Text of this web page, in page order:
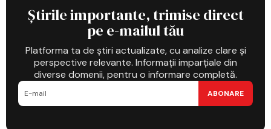
Știrile importante, trimise direct
pe e-mailul tău
Platforma ta de știri actualizate, cu analize clare și
perspective relevante. Informații imparțiale din
diverse domenii, pentru o informare completă.
ABONARE